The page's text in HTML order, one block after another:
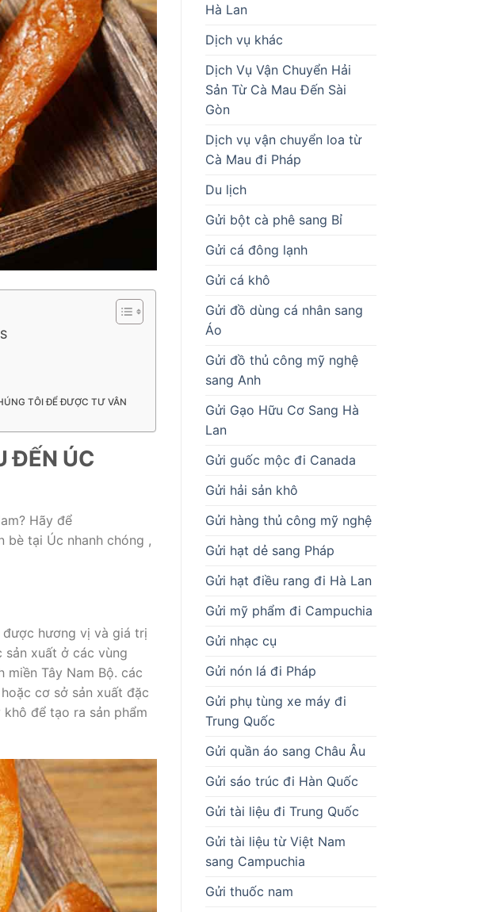
TÔI ĐỂ ĐƯỢC TƯ VÂN
ĐẾN ÚC
Hãy để
bè tại Úc nhanh chóng ,
được hương vị và giá trị
sản xuất ở các vùng
Tây Nam Bộ. các
cơ sở sản xuất đặc
để tạo ra sản phẩm
Hà Lan
Dịch vụ khác
Dịch Vụ Vận Chuyển Hải
Sản Từ Cà Mau Đến Sài
Gòn
Dịch vụ vận chuyển loa từ
Cà Mau đi Pháp
Du lịch
Gửi bột cà phê sang Bỉ
Gửi cá đông lạnh
Gửi cá khô
Gửi đồ dùng cá nhân sang
Áo
Gửi đồ thủ công mỹ nghệ
sang Anh
Gửi Gạo Hữu Cơ Sang Hà
Lan
Gửi guốc mộc đi Canada
Gửi hải sản khô
Gửi hàng thủ công mỹ nghệ
Gửi hạt dẻ sang Pháp
Gửi hạt điều rang đi Hà Lan
Gửi mỹ phẩm đi Campuchia
Gửi nhạc cụ
Gửi nón lá đi Pháp
Gửi phụ tùng xe máy đi
Trung Quốc
Gửi quần áo sang Châu Âu
Gửi sáo trúc đi Hàn Quốc
Gửi tài liệu đi Trung Quốc
Gửi tài liệu từ Việt Nam
sang Campuchia
Gửi thuốc nam